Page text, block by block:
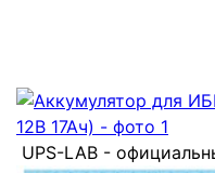
UPS-LAB -